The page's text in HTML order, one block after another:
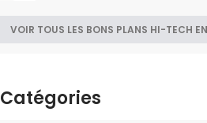
VOIR TOUS LES BONS PLANS HI-TECH
Catégories